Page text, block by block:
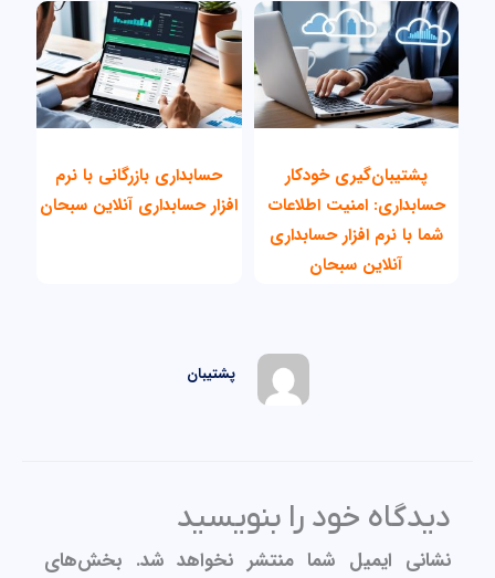
پشتیبان‌گیری خودکار
حسابداری: امنیت اطلاعات
شما با نرم افزار حسابداری
آنلاین سبحان
حسابداری بازرگانی با نرم
افزار حسابداری آنلاین سبحان
پشتیبان
دیدگاه‌ خود را بنویسید
نشانی ایمیل شما منتشر نخواهد شد. بخش‌های